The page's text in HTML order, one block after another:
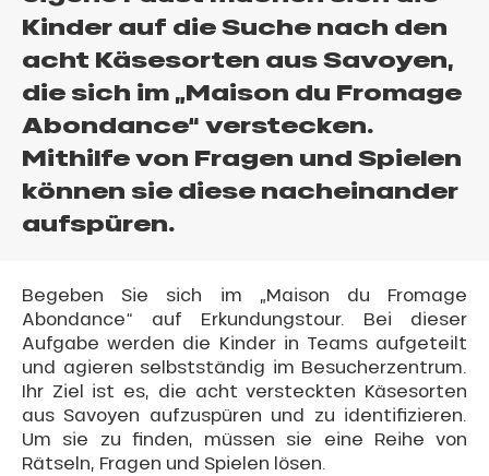
Kinder auf die Suche nach den
acht Käsesorten aus Savoyen,
die sich im „Maison du Fromage
Abondance“ verstecken.
Mithilfe von Fragen und Spielen
können sie diese nacheinander
aufspüren.
Begeben Sie sich im „Maison du Fromage
Abondance“ auf Erkundungstour. Bei dieser
Aufgabe werden die Kinder in Teams aufgeteilt
und agieren selbstständig im Besucherzentrum.
Ihr Ziel ist es, die acht versteckten Käsesorten
aus Savoyen aufzuspüren und zu identifizieren.
Um sie zu finden, müssen sie eine Reihe von
Rätseln, Fragen und Spielen lösen.